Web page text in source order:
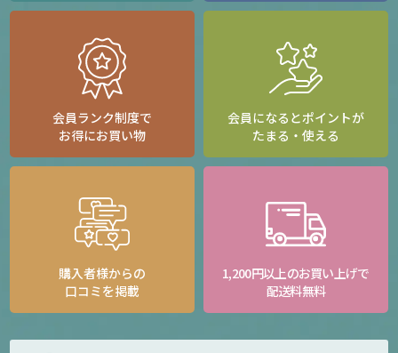
会員ランク制度で
お得にお買い物
会員になるとポイントが
たまる・使える
購入者様からの
口コミを掲載
1,200円以上のお買い上げで
配送料無料